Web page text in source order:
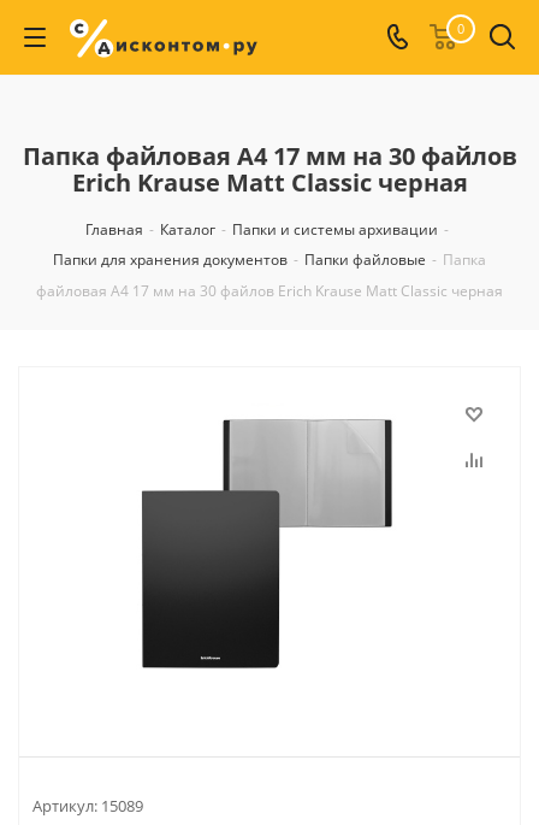
0
Папка файловая А4 17 мм на 30 файлов
Erich Krause Matt Classic черная
Главная - Каталог - Папки и системы архивации -
Папки для хранения документов - Папки файловые - Папка
файловая А4 17 мм на 30 файлов Erich Krause Matt Classic черная
Артикул: 15089